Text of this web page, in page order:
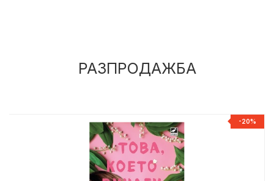
РАЗПРОДАЖБА
-20%